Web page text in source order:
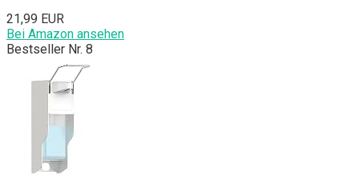
21,99 EUR
Bei Amazon ansehen
Bestseller Nr. 8